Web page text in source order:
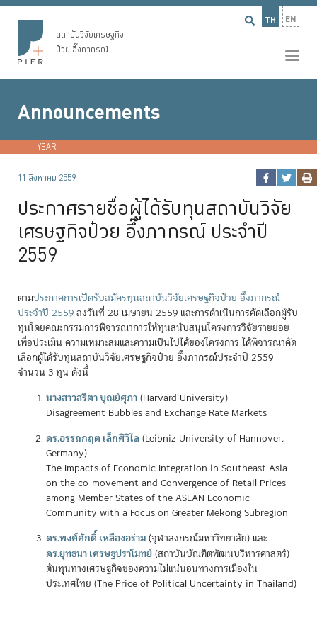
TH EN
สถาบันวิจัยเศรษฐกิจ
ป๋วย อึ๊งภากรณ์
Announcements
YEAR
11 สิงหาคม 2559
ประกาศรายชื่อผู้ได้รับทุนสถาบันวิจัย
เศรษฐกิจป๋วย อึ๊งภากรณ์ ประจำปี
2559
ตามประกาศการเปิดรับสมัครทุนสถาบันวิจัยเศรษฐกิจป๋วย อึ๊งภากรณ์
ประจำปี 2559ลงวันที่ 28 เมษายน 2559 และการดำเนินการคัดเลือกผู้รับ
ทุนโดยคณะกรรมการพิจารณาการให้ทุนสนับสนุนโครงการวิจัยรายย่อย
เพื่อประเมิน ความเหมาะสมและความเป็นไปได้ของโครงการ ได้พิจารณาคัด
เลือกผู้ได้รับทุนสถาบันวิจัยเศรษฐกิจป๋วย อึ๊งภากรณ์ประจำปี 2559
จำนวน 3 ทุน ดังนี้
นางสาวสริตา บุณย์ศุภา(Harvard University)
Disagreement Bubbles and Exchange Rate Markets
ดร.อรรถกฤต เล็กศิวิไล(Leibniz University of Hannover,
Germany)
The Impacts of Economic Integration in Southeast Asia
on the co-movement and Convergence of Retail Prices
among Member States of the ASEAN Economic
Community with a Focus on Greater Mekong Subregion
ดร.พงศ์ศักดิ์ เหลืองอร่าม(จุฬาลงกรณ์มหาวิทยาลัย) และ
ดร.ยุทธนา เศรษฐปราโมทย์(สถาบันบัณฑิตพัฒนบริหารศาสตร์)
ต้นทุนทางเศรษฐกิจของความไม่แน่นอนทางการเมืองใน
ประเทศไทย (The Price of Political Uncertainty in Thailand)